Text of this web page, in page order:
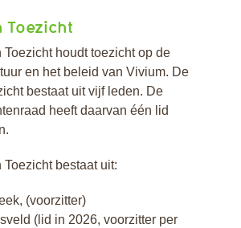
Toezicht
Toezicht houdt toezicht op de
en het beleid van Vivium. De
bestaat uit vijf leden. De
heeft daarvan één lid
Toezicht bestaat uit:
(voorzitter)
(lid in 2026, voorzitter per